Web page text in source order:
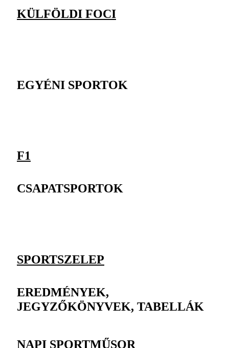
KÜLFÖLDI FOCI
EGYÉNI SPORTOK
F1
CSAPATSPORTOK
SPORTSZELEP
EREDMÉNYEK,
JEGYZŐKÖNYVEK, TABELLÁK
NAPI SPORTMŰSOR